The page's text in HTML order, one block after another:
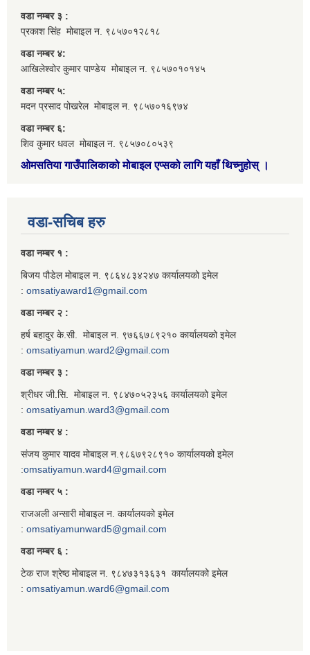
वडा नम्बर ३ :
प्रकाश सिंह मोबाइल न. ९८५७०१२८१८
वडा नम्बर ४:
आखिलेश्वोर कुमार पाण्डेय मोबाइल न. ९८५७०१०१४५
वडा नम्बर ५:
मदन प्रसाद पोखरेल मोबाइल न. ९८५७०१६९७४
वडा नम्बर ६:
शिव कुमार धवल मोबाइल न. ९८५७०८०५३९
ओमसतिया गाउँपालिकाको मोबाइल एप्सको लागि यहाँ थिच्नुहोस् ।
वडा-सचिब हरु
वडा नम्बर १ :
बिजय पौडेल मोबाइल न. ९८६४८३४२४७ कार्यालयको इमेल
: omsatiyaward1@gmail.com
वडा नम्बर २ :
हर्ष बहादुर के.सी. मोबाइल न. ९७६६७८९२१० कार्यालयको इमेल
: omsatiyamun.ward2@gmail.com
वडा नम्बर ३ :
श्रीधर जी.सि. मोबाइल न. ९८४७०५२३५६ कार्यालयको इमेल
: omsatiyamun.ward3@gmail.com
वडा नम्बर ४ :
संजय कुमार यादव मोबाइल न.९८६७९२८९१० कार्यालयको इमेल
:omsatiyamun.ward4@gmail.com
वडा नम्बर ५ :
राजअली अन्सारी मोबाइल न. कार्यालयको इमेल
: omsatiyamunward5@gmail.com
वडा नम्बर ६ :
टेक राज श्रेष्ठ मोबाइल न. ९८४७३१३६३१ कार्यालयको इमेल
: omsatiyamun.ward6@gmail.com